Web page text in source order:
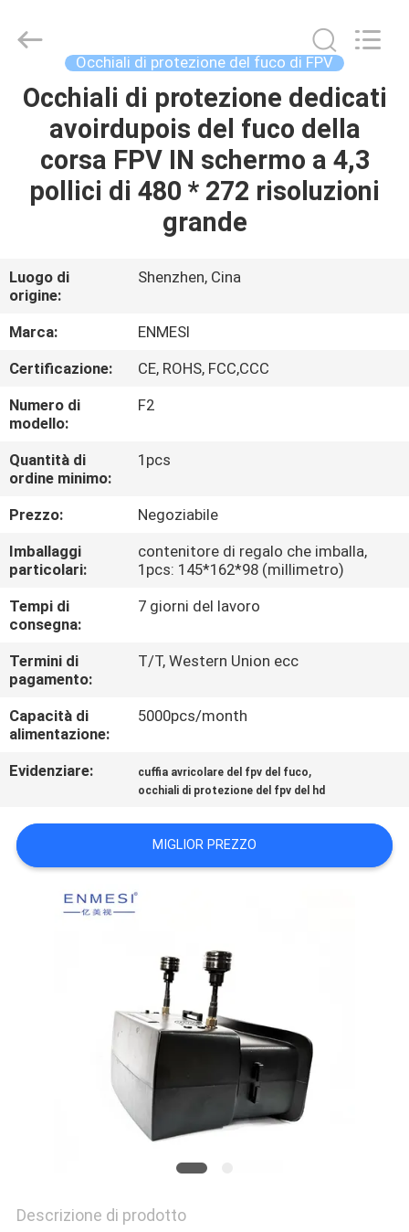
CASA
PRODOTTI
CIRCA
GIRO
DELLA
FABBRICA
CONTROLLO
DI
QUALITÀ
NOTIZIE
CASI
RICHIEDA
UNA
CITAZIONE
SHOPPING
MAPPA
Technology
Rights
Reserved.
Occhiali di protezione del fuco di FPV
Occhiali di protezione dedicati
avoirdupois del fuco della
corsa FPV IN schermo a 4,3
pollici di 480 * 272 risoluzioni
grande
Luogo di
origine:
Shenzhen, Cina
Marca:
ENMESI
Certificazione:
CE, ROHS, FCC,CCC
Numero di
modello:
F2
Quantità di
ordine minimo:
1pcs
Prezzo:
Negoziabile
Imballaggi
particolari:
contenitore di regalo che imballa,
1pcs: 145*162*98 (millimetro)
Tempi di
consegna:
7 giorni del lavoro
Termini di
pagamento:
T/T, Western Union ecc
Capacità di
alimentazione:
5000pcs/month
Evidenziare: cuffia avricolare del fpv del fuco,
occhiali di protezione del fpv del hd
MIGLIOR PREZZO
Descrizione di prodotto